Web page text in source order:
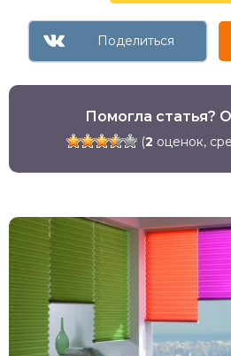
Помогла статья?
(2 оценок,